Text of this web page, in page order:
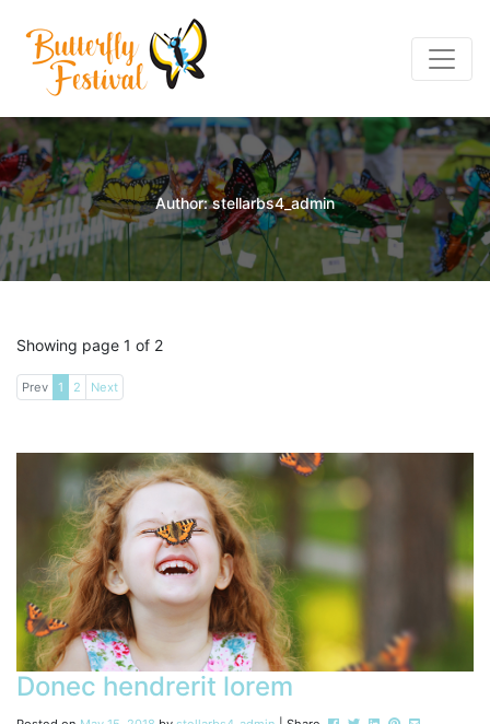
Author: stellarbs4_admin
Showing page 1 of 2
Prev 1 2 Next
Donec hendrerit lorem